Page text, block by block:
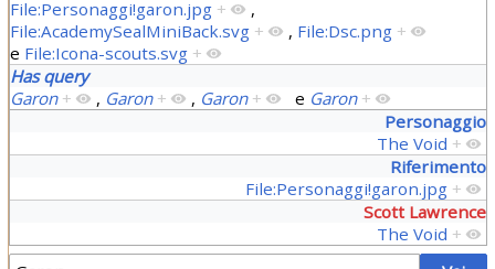
File:Personaggi!garon.jpg +
,
File:AcademySealMiniBack.svg + , File:Dsc.png +
e File:Icona-scouts.svg +
Has query
Garon + , Garon + , Garon + e Garon +
Personaggio
The Void +
Riferimento
File:Personaggi!garon.jpg +
Scott Lawrence
The Void +